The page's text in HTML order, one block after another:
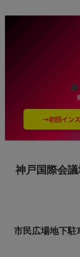
神戸国際会
市民広場地下駐